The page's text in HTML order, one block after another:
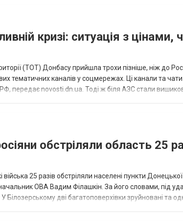
кризі: ситуація з цінами,
(ТОТ) Донбасу прийшла трохи пізніше, ніж до
тематичних каналів у соцмережах. Ці канали та
передає novosti.dn.ua. Тоді ж біля АЗС стали
обстріляли область 25
25 разів обстріляли населені пункти
ОВА Вадим Філашкін. За його словами, під
Білозерському дві багатоповерхівки зруйновані та